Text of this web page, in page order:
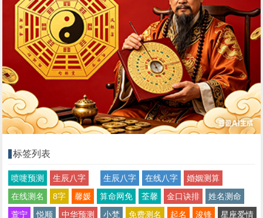
标签列表
喷嚏预测 生辰八字 生辰八字 在线八字
婚姻测算
在线测名
8字 馨媛 算命网免 荃馨 金口诀排
姓名测命
萱宁
悦顺 中华预测 小梵 免费测名 起名 浚锋
星座爱情